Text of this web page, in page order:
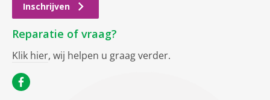
Inschrijven
Reparatie of vraag?
Klik hier, wij helpen u graag verder.